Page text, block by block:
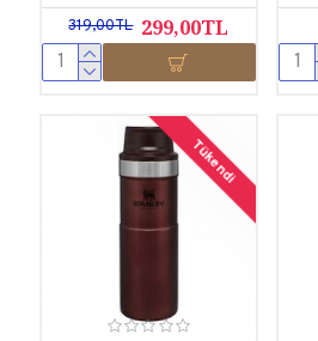
299,00TL
319,00TL
Tükendi